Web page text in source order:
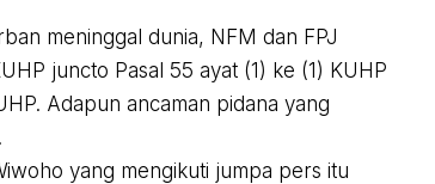
meninggal dunia, NFM dan FPJ
juncto Pasal 55 ayat (1) ke (1) KUHP
Adapun ancaman pidana yang
yang mengikuti jumpa pers itu